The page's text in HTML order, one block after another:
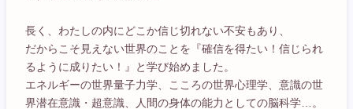
長く、わたしの内にどこか信じ切れない不安もあり、
だからこそ見えない世界のことを『確信を得たい！信じられ
るように成りたい！』と学び始めました。
エネルギーの世界量子力学、こころの世界心理学、意識の世
界潜在意識・超意識、人間の身体の能力としての脳科学…。